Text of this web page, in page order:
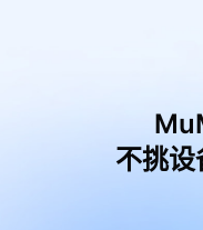
不挑设